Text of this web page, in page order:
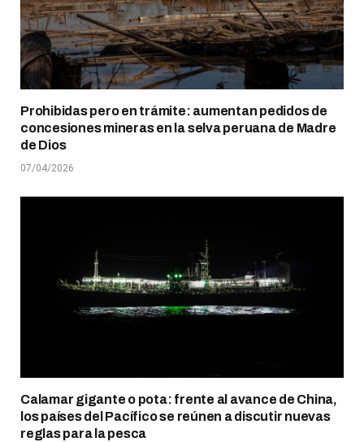
Prohibidas pero en trámite: aumentan pedidos de
concesiones mineras en la selva peruana de Madre
de Dios
07/04/2026
Calamar gigante o pota: frente al avance de China,
los países del Pacífico se reúnen a discutir nuevas
reglas para la pesca